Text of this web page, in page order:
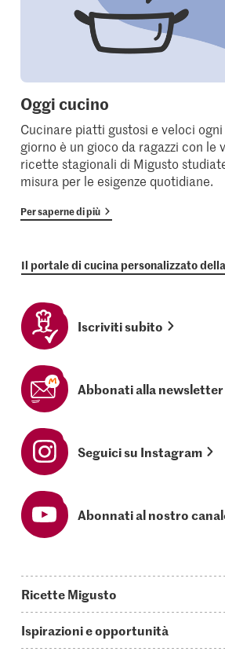
Oggi cucino
Cucinare piatti gustosi e veloci ogni
giorno è un gioco da ragazzi con le
ricette stagionali di Migusto
misura per le esigenze quotidiane.
Per saperne di più
Il portale di cucina personalizzato
Iscriviti subito
Abbonati alla newsletter
Seguici su Instagram
Abonnati al nostro
Ricette Migusto
Oggi cucino
Ispirazioni e opportunità